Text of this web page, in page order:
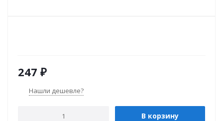
247 ₽
Нашли дешевле?
В корзину